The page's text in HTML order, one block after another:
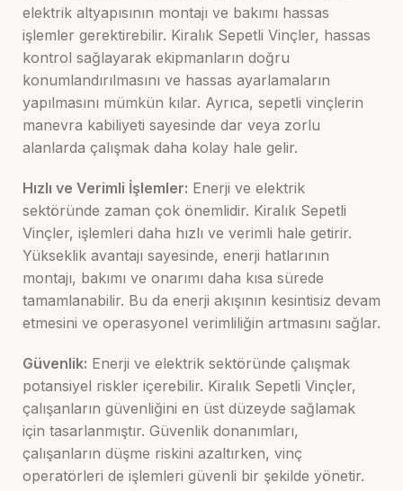
elektrik altyapısının montajı ve bakımı hassas
işlemler gerektirebilir. Kiralık Sepetli Vinçler, hassas
kontrol sağlayarak ekipmanların doğru
konumlandırılmasını ve hassas ayarlamaların
yapılmasını mümkün kılar. Ayrıca, sepetli vinçlerin
manevra kabiliyeti sayesinde dar veya zorlu
alanlarda çalışmak daha kolay hale gelir.
Hızlı ve Verimli İşlemler: Enerji ve elektrik
sektöründe zaman çok önemlidir. Kiralık Sepetli
Vinçler, işlemleri daha hızlı ve verimli hale getirir.
Yükseklik avantajı sayesinde, enerji hatlarının
montajı, bakımı ve onarımı daha kısa sürede
tamamlanabilir. Bu da enerji akışının kesintisiz devam
etmesini ve operasyonel verimliliğin artmasını sağlar.
Güvenlik: Enerji ve elektrik sektöründe çalışmak
potansiyel riskler içerebilir. Kiralık Sepetli Vinçler,
çalışanların güvenliğini en üst düzeyde sağlamak
için tasarlanmıştır. Güvenlik donanımları,
çalışanların düşme riskini azaltırken, vinç
operatörleri de işlemleri güvenli bir şekilde yönetir.